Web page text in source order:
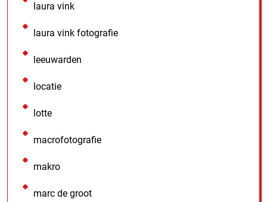
laura vink
laura vink fotografie
leeuwarden
locatie
lotte
macrofotografie
makro
marc de groot